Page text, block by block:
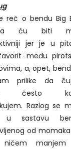
reč o bendu Big
ću biti
jer je u
među
a, opet,
prilike da
često
Razlog se
u sastavu
od
ničem